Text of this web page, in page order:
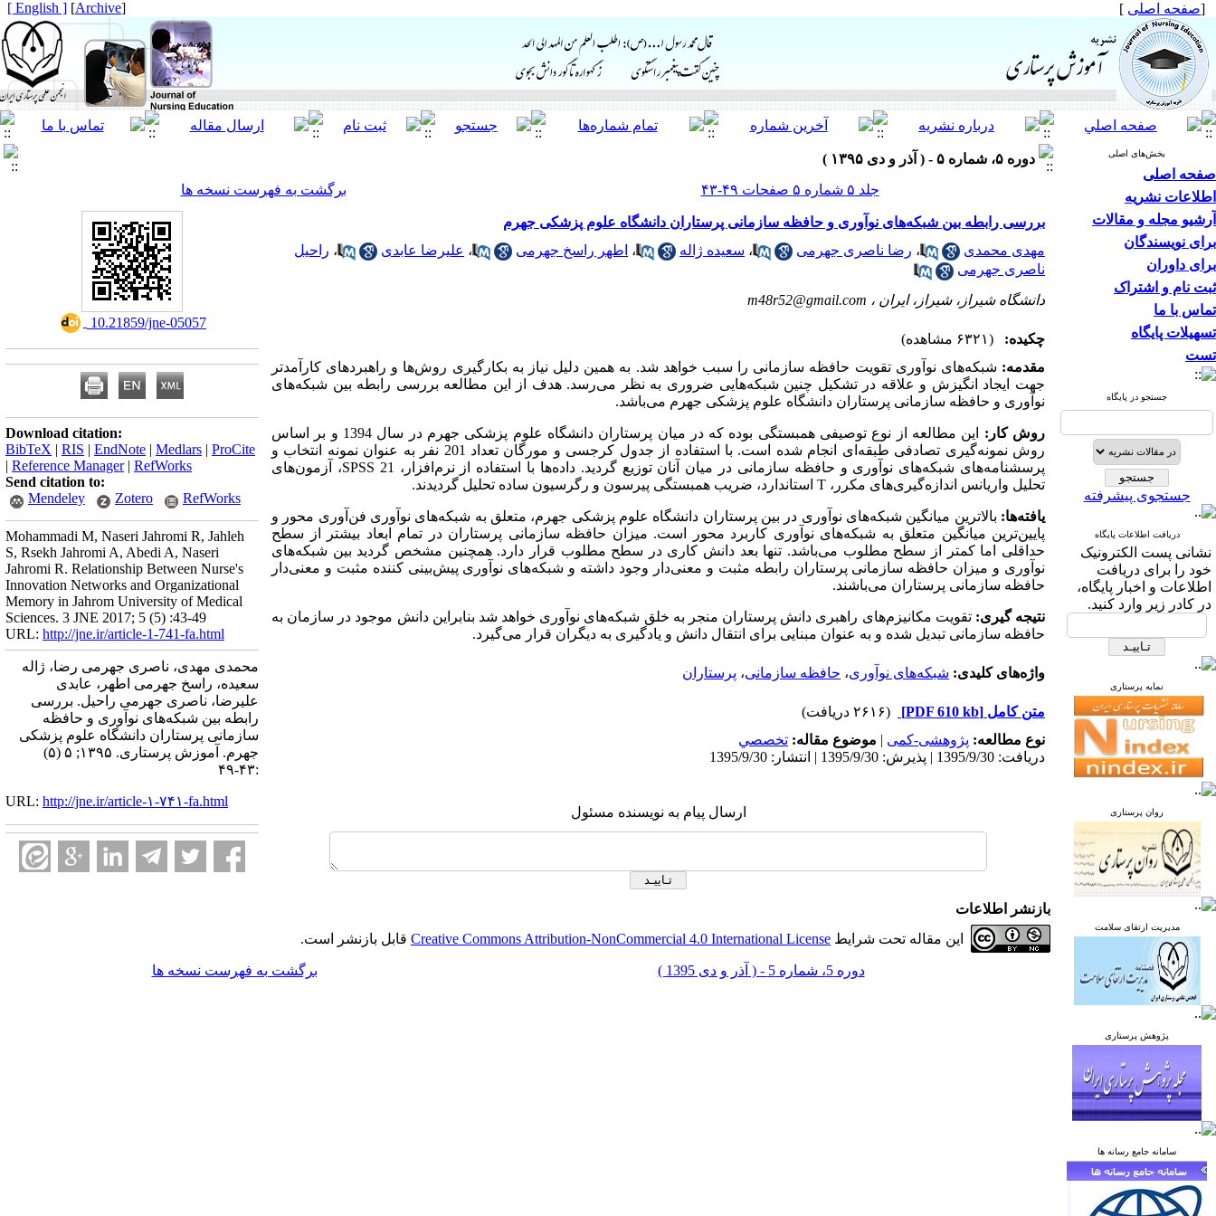
[صفحه اصلی ]
[
Archive
]
[ English ]
بخش‌های اصلی
صفحه اصلی
اطلاعات نشریه
آرشیو مجله و مقالات
برای نویسندگان
برای داوران
ثبت نام و اشتراک
تماس با ما
تسهیلات پایگاه
تست
جستجو در پایگاه
جستجوی پیشرفته
دریافت اطلاعات پایگاه
نشانی پست الکترونیک
خود را برای دریافت
اطلاعات و اخبار پایگاه،
در کادر زیر وارد کنید.
نمایه پرستاری
روان پرستاری
مدیریت ارتقای سلامت
پژوهش پرستاری
سامانه جامع رسانه ها
دوره ۵، شماره ۵ - ( آذر و دی ۱۳۹۵ )
جلد ۵ شماره ۵ صفحات ۴۹-۴۳
برگشت به فهرست نسخه ها
بررسی رابطه بین شبکه‌های نوآوری و حافظه سازمانی پرستاران دانشگاه علوم پزشکی جهرم
مهدی محمدی
، رضا ناصری جهرمی ، سعیده ژاله ، اطهر راسخ جهرمی ، علیرضا عابدی ، راحیل
ناصری جهرمی
دانشگاه شیراز، شیراز، ایران ، m48r52@gmail.com
چکیده:
(۶۳۲۱ مشاهده)
مقدمه: شبکه‌های نوآوری تقویت حافظه سازمانی را سبب خواهد شد. به همین دلیل نیاز به بکارگیری روش‌ها و راهبردهای کارآمدتر
جهت ایجاد انگیزش و علاقه در تشکیل چنین شبکه‌هایی ضروری به نظر می‌رسد. هدف از این مطالعه بررسی رابطه بین شبکه‌های
نوآوری و حافظه سازمانی پرستاران دانشگاه علوم پزشکی جهرم می‌باشد.
روش کار:
این مطالعه از نوع توصیفی همبستگی بوده که در میان پرستاران دانشگاه علوم پزشکی جهرم در سال 1394 و بر اساس
روش نمونه‌گیری تصادفی طبقه‌ای انجام شده است. با استفاده از جدول کرجسی و مورگان تعداد 201 نفر به عنوان نمونه انتخاب و
پرسشنامه‌های شبکه‌های نوآوری و حافظه سازمانی در میان آنان توزیع گردید. داده‌ها با استفاده از نرم‌افزار، SPSS 21، آزمون‌های
تحلیل واریانس اندازه‌گیری‌های مکرر، T استاندارد، ضریب همبستگی پیرسون و رگرسیون ساده تحلیل گردیدند.
یافته‌ها: بالاترین میانگین شبکه‌های نوآوری در بین پرستاران دانشگاه علوم پزشکی جهرم، متعلق به شبکه‌های نوآوری فن‌آوری محور و
پایین‌ترین میانگین متعلق به شبکه‌های نوآوری کاربرد محور است. میزان حافظه سازمانی پرستاران در تمام ابعاد بیشتر از سطح
حداقلی اما کمتر از سطح مطلوب می‌باشد. تنها بعد دانش کاری در سطح مطلوب قرار دارد. همچنین مشخص گردید بین شبکه‌های
نوآوری و میزان حافظه سازمانی پرستاران رابطه مثبت و معنی‌دار وجود داشته و شبکه‌های نوآوری پیش‌بینی کننده مثبت و معنی‌دار
حافظه سازمانی پرستاران می‌باشند.
نتیجه گیری: تقویت مکانیزم‌های راهبری دانش پرستاران منجر به خلق شبکه‌های نوآوری خواهد شد بنابراین دانش موجود در سازمان به
حافظه سازمانی تبدیل شده و به عنوان مبنایی برای انتقال دانش و یادگیری به دیگران قرار می‌گیرد.
واژه‌های کلیدی: شبکه‌های نوآوری، حافظه سازمانی، پرستاران
متن کامل [PDF 610 kb]
(۲۶۱۶ دریافت)
نوع مطالعه: پژوهشی-کمی | موضوع مقاله: تخصصي
دریافت: 1395/9/30 | پذیرش: 1395/9/30 | انتشار: 1395/9/30
ارسال پیام به نویسنده مسئول
‎ 10.21859/jne-05057
Download citation:
BibTeX | RIS | EndNote | Medlars | ProCite
| Reference Manager| RefWorks
Send citation to:
Mendeley
Zotero RefWorks
Mohammadi M, Naseri Jahromi R, Jahleh
S, Rsekh Jahromi A, Abedi A, Naseri
Jahromi R. Relationship Between Nurse's
Innovation Networks and Organizational
Memory in Jahrom University of Medical
Sciences. 3 JNE 2017; 5 (5) :43-49
URL: http://jne.ir/article-1-741-fa.html
محمدی مهدی، ناصری جهرمی رضا، ژاله
سعیده، راسخ جهرمی اطهر، عابدی
علیرضا، ناصری جهرمی راحیل. بررسی
رابطه بین شبکه‌های نوآوری و حافظه
سازمانی پرستاران دانشگاه علوم پزشکی
جهرم. آموزش پرستاری. ۱۳۹۵; ۵ (۵)
:۴۳-۴۹
URL: http://jne.ir/article-۱-۷۴۱-fa.html
بازنشر اطلاعات
این مقاله تحت شرایط Creative Commons Attribution-NonCommercial 4.0 International License قابل بازنشر است.
دوره 5، شماره 5 - ( آذر و دی 1395 ) برگشت به فهرست نسخه ها